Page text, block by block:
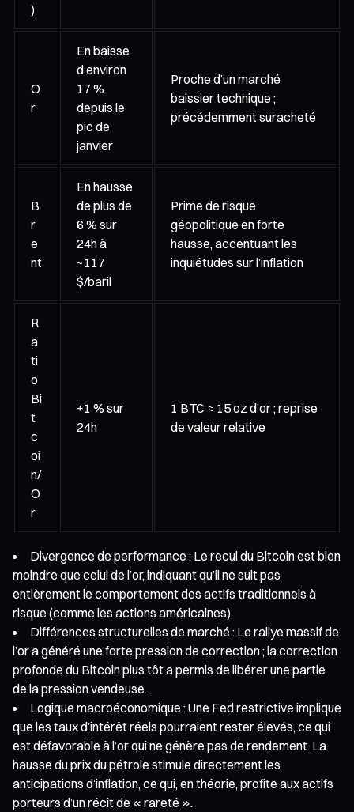
)
O
r
En baisse
d’environ
17 %
depuis le
pic de
janvier
Proche d’un marché
baissier technique ;
précédemment suracheté
B
r
e
nt
En hausse
de plus de
6 % sur
24h à
~117
$/baril
Prime de risque
géopolitique en forte
hausse, accentuant les
inquiétudes sur l’inflation
R
a
ti
o
Bi
t
c
oi
n/
O
r
+1 % sur
24h
1 BTC ≈ 15 oz d’or ; reprise
de valeur relative
Divergence de performance : Le recul du Bitcoin est bien
moindre que celui de l’or, indiquant qu’il ne suit pas
entièrement le comportement des actifs traditionnels à
risque (comme les actions américaines).
Différences structurelles de marché : Le rallye massif de
l’or a généré une forte pression de correction ; la correction
profonde du Bitcoin plus tôt a permis de libérer une partie
de la pression vendeuse.
Logique macroéconomique : Une Fed restrictive implique
que les taux d’intérêt réels pourraient rester élevés, ce qui
est défavorable à l’or qui ne génère pas de rendement. La
hausse du prix du pétrole stimule directement les
anticipations d’inflation, ce qui, en théorie, profite aux actifs
porteurs d’un récit de « rareté ».